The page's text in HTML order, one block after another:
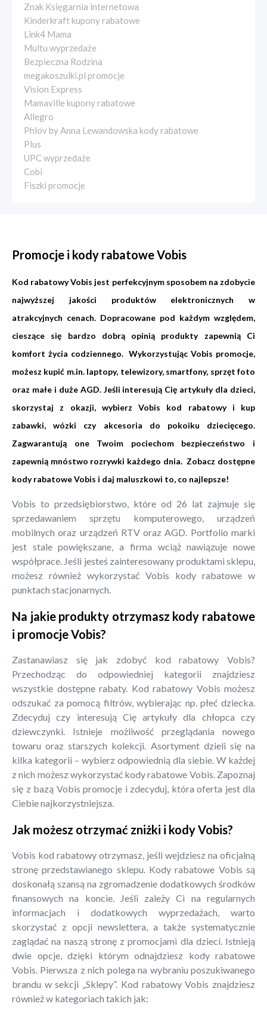
Znak Księgarnia internetowa
Kinderkraft kupony rabatowe
Link4 Mama
Multu wyprzedaże
Bezpieczna Rodzina
megakoszulki.pl promocje
Vision Express
Mamaville kupony rabatowe
Allegro
Phlov by Anna Lewandowska kody rabatowe
Plus
UPC wyprzedaże
Cobi
Fiszki promocje
Promocje i kody rabatowe Vobis
Kod rabatowy Vobis jest perfekcyjnym sposobem na zdobycie
najwyższej jakości produktów elektronicznych w
atrakcyjnych cenach. Dopracowane pod każdym względem,
cieszące się bardzo dobrą opinią produkty zapewnią Ci
komfort życia codziennego. Wykorzystując Vobis promocje,
możesz kupić m.in. laptopy, telewizory, smartfony, sprzęt foto
oraz małe i duże AGD. Jeśli interesują Cię artykuły dla dzieci,
skorzystaj z okazji, wybierz Vobis kod rabatowy i kup
zabawki, wózki czy akcesoria do pokoiku dziecięcego.
Zagwarantują one Twoim pociechom bezpieczeństwo i
zapewnią mnóstwo rozrywki każdego dnia. Zobacz dostępne
kody rabatowe Vobis i daj maluszkowi to, co najlepsze!
Vobis to przedsiębiorstwo, które od 26 lat zajmuje się
sprzedawaniem sprzętu komputerowego, urządzeń
mobilnych oraz urządzeń RTV oraz AGD. Portfolio marki
jest stale powiększane, a firma wciąż nawiązuje nowe
współprace. Jeśli jesteś zainteresowany produktami sklepu,
możesz również wykorzystać Vobis kody rabatowe w
punktach stacjonarnych.
Na jakie produkty otrzymasz kody rabatowe
i promocje Vobis?
Zastanawiasz się jak zdobyć kod rabatowy Vobis?
Przechodząc do odpowiedniej kategorii znajdziesz
wszystkie dostępne rabaty. Kod rabatowy Vobis możesz
odszukać za pomocą filtrów, wybierając np. płeć dziecka.
Zdecyduj czy interesują Cię artykuły dla chłopca czy
dziewczynki. Istnieje możliwość przeglądania nowego
towaru oraz starszych kolekcji. Asortyment dzieli się na
kilka kategorii – wybierz odpowiednią dla siebie. W każdej
z nich możesz wykorzystać kody rabatowe Vobis. Zapoznaj
się z bazą Vobis promocje i zdecyduj, która oferta jest dla
Ciebie najkorzystniejsza.
Jak możesz otrzymać zniżki i kody Vobis?
Vobis kod rabatowy otrzymasz, jeśli wejdziesz na oficjalną
stronę przedstawianego sklepu. Kody rabatowe Vobis są
doskonałą szansą na zgromadzenie dodatkowych środków
finansowych na koncie. Jeśli zależy Ci na regularnych
informacjach i dodatkowych wyprzedażach, warto
skorzystać z opcji newslettera, a także systematycznie
zaglądać na naszą stronę z promocjami dla dzieci. Istnieją
dwie opcje, dzięki którym odnajdziesz kody rabatowe
Vobis. Pierwsza z nich polega na wybraniu poszukiwanego
brandu w sekcji „Sklepy”. Kod rabatowy Vobis znajdziesz
również w kategoriach takich jak: